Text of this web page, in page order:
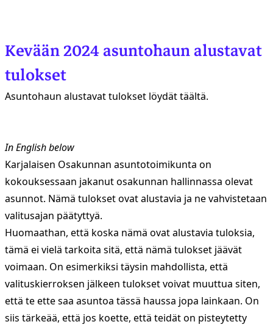
Kevään 2024 asuntohaun alustavat
tulokset
Asuntohaun alustavat tulokset löydät täältä.
In English below
Karjalaisen Osakunnan asuntotoimikunta on
kokouksessaan jakanut osakunnan hallinnassa olevat
asunnot. Nämä tulokset ovat alustavia ja ne vahvistetaan
valitusajan päätyttyä.
Huomaathan, että koska nämä ovat alustavia tuloksia,
tämä ei vielä tarkoita sitä, että nämä tulokset jäävät
voimaan. On esimerkiksi täysin mahdollista, että
valituskierroksen jälkeen tulokset voivat muuttua siten,
että te ette saa asuntoa tässä haussa jopa lainkaan. On
siis tärkeää, että jos koette, että teidät on pisteytetty